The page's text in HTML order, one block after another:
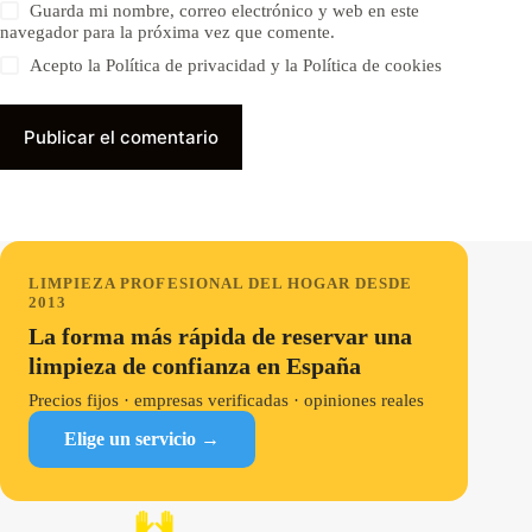
Guarda mi nombre, correo electrónico y web en este
navegador para la próxima vez que comente.
Acepto la Política de privacidad y la Política de cookies
Publicar el comentario
LIMPIEZA PROFESIONAL DEL HOGAR DESDE
2013
La forma más rápida de reservar una
limpieza de confianza en España
Precios fijos · empresas verificadas · opiniones reales
Elige un servicio →